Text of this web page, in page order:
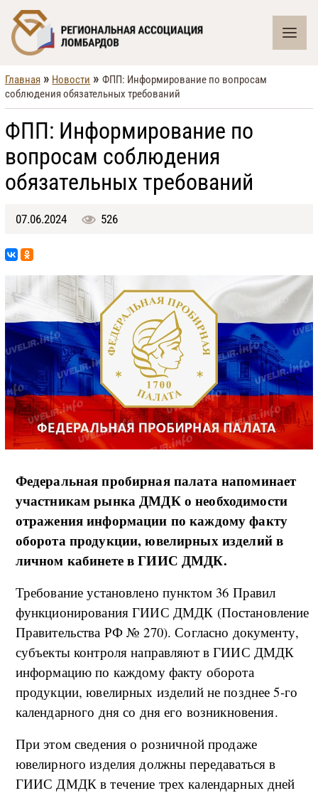
Главная » Новости » ФПП: Информирование по вопросам
соблюдения обязательных требований
ФПП: Информирование по
вопросам соблюдения
обязательных требований
07.06.2024 526
Федеральная пробирная палата напоминает
участникам рынка ДМДК о необходимости
отражения информации по каждому факту
оборота продукции, ювелирных изделий в
личном кабинете в ГИИС ДМДК.
Требование установлено пунктом 36 Правил
функционирования ГИИС ДМДК (Постановление
Правительства РФ № 270). Согласно документу,
субъекты контроля направляют в ГИИС ДМДК
информацию по каждому факту оборота
продукции, ювелирных изделий не позднее 5-го
календарного дня со дня его возникновения.
При этом сведения о розничной продаже
ювелирного изделия должны передаваться в
ГИИС ДМДК в течение трех календарных дней